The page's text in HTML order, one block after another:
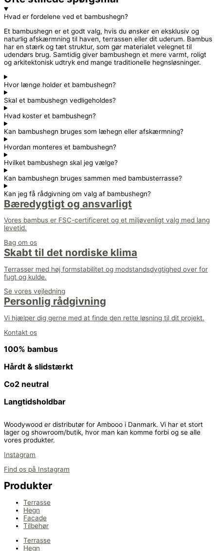
Hvad er fordelene ved et bambushegn?
Et bambushegn er et godt valg, hvis du ønsker en eksklusiv og
naturlig afskærmning til haven, terrassen eller dit uderum. Bambus
har en stærk og tæt struktur, som gør materialet velegnet til
udendørs brug. Samtidig giver bambushegn et mere varmt, roligt
og arkitektonisk udtryk end mange traditionelle hegnsløsninger.
Hvor længe holder et bambushegn?
Skal et bambushegn vedligeholdes?
Hvad koster et bambushegn?
Kan bambushegn bruges som læhegn eller afskærmning?
Hvordan monteres et bambushegn?
Hvilket bambushegn skal jeg vælge?
Kan bambushegn bruges sammen med bambusterrasse?
Kan jeg få rådgivning om valg af bambushegn?
Bæredygtigt og ansvarligt
Vores bambus er FSC-certificeret og et miljøvenligt valg med lang
levetid.
Bag om os
Skabt til det nordiske klima
Terrasser med høj formstabilitet og modstandsdygtighed over for
fugt og kulde.
Se vores vejledning
Personlig rådgivning
Vi hjælper dig gerne med at finde den rette løsning til dit projekt.
Kontakt os
100% bambus
Hårdt & slidstærkt
Co2 neutral
Langtidsholdbar
Woodywood er distributør for Ambooo i Danmark. Vi har et stort
lager og showroom/butik, hvor man kan komme forbi og se alle
vores produkter.
Instagram
Find os på Instagram
Produkter
Terrasse
Hegn
Facade
Tilbehør
Terrasse
Hegn